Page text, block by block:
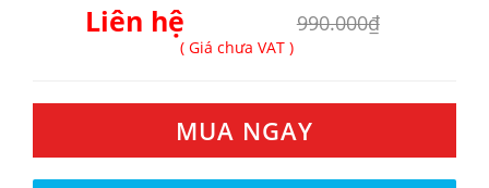
Liên hệ 990.000₫
( Giá chưa VAT )
MUA NGAY